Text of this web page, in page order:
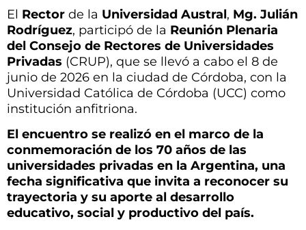
El Rector de la Universidad Austral, Mg. Julián
Rodríguez, participó de la Reunión Plenaria
del Consejo de Rectores de Universidades
Privadas (CRUP), que se llevó a cabo el 8 de
junio de 2026 en la ciudad de Córdoba, con la
Universidad Católica de Córdoba (UCC) como
institución anfitriona.
El encuentro se realizó en el marco de la
conmemoración de los 70 años de las
universidades privadas en la Argentina, una
fecha significativa que invita a reconocer su
trayectoria y su aporte al desarrollo
educativo, social y productivo del país.